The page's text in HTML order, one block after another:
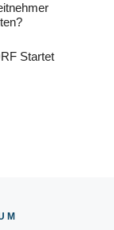
Startet